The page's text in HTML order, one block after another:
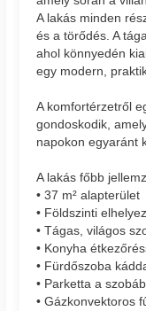
A lakás minden
és a törődés. A
ahol könnyedén
egy modern,
A komfortérzetről
gondoskodik,
napokon egyaránt
A lakás főbb
• 37 m² alapterület
• Földszinti
• Tágas, világos
• Konyha
• Fürdőszoba
• Parketta a
• Gázkonvektoros